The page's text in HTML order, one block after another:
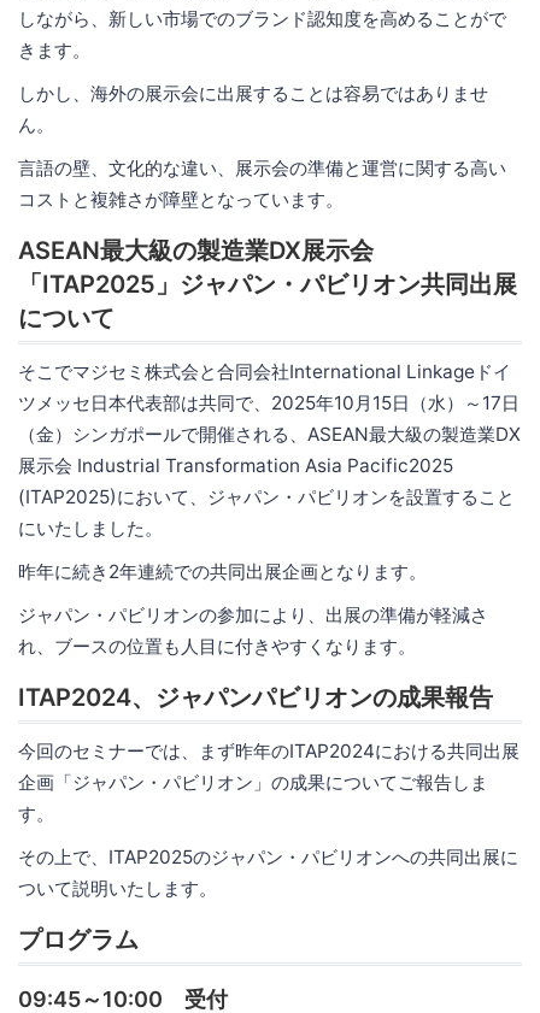
しながら、新しい市場でのブランド認知度を高めることがで
きます。
しかし、海外の展示会に出展することは容易ではありませ
ん。
言語の壁、文化的な違い、展示会の準備と運営に関する高い
コストと複雑さが障壁となっています。
ASEAN最大級の製造業DX展示会
「ITAP2025」ジャパン・パビリオン共同出展
について
そこでマジセミ株式会と合同会社International Linkageドイ
ツメッセ日本代表部は共同で、2025年10月15日（水）～17日
（金）シンガポールで開催される、ASEAN最大級の製造業DX
展示会 Industrial Transformation Asia Pacific2025
(ITAP2025)において、ジャパン・パビリオンを設置すること
にいたしました。
昨年に続き2年連続での共同出展企画となります。
ジャパン・パビリオンの参加により、出展の準備が軽減さ
れ、ブースの位置も人目に付きやすくなります。
ITAP2024、ジャパンパビリオンの成果報告
今回のセミナーでは、まず昨年のITAP2024における共同出展
企画「ジャパン・パビリオン」の成果についてご報告しま
す。
その上で、ITAP2025のジャパン・パビリオンへの共同出展に
ついて説明いたします。
プログラム
09:45～10:00 受付